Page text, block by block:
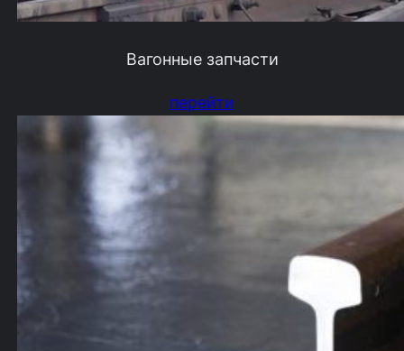
Вагонные запчасти
перейти